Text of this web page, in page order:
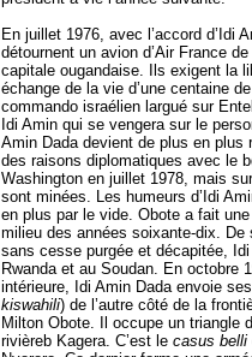
En juillet 1976, avec l’accord d’Idi
détournent un avion d’Air France
capitale ougandaise. Ils exigent la
échange de la vie d’une centaine
commando israélien largué sur
Idi Amin qui se vengera sur le
Amin Dada devient de plus en
des raisons diplomatiques avec le
Washington en juillet 1978, mais
sont minées. Les humeurs d’Idi
en plus par le vide. Obote a fait
milieu des années soixante-dix.
sans cesse purgée et décapitée,
Rwanda et au Soudan. En octobre
intérieure, Idi Amin Dada envoie
kiswahili) de l’autre côté de la
Milton Obote. Il occupe un triangle
rivièreb Kagera. C’est le casus belli